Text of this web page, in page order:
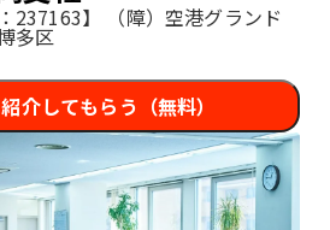
237163】 （障）空港グランド
多区
介してもらう（無料）